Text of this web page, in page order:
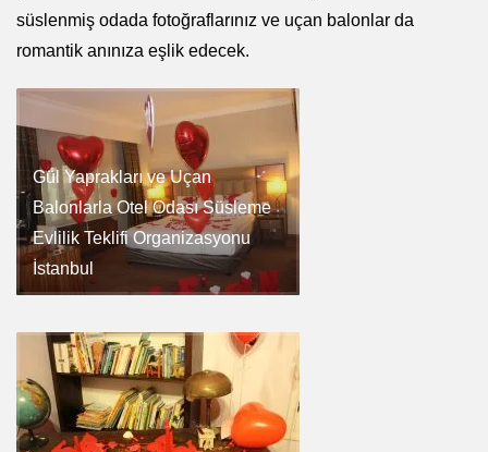
süslenmiş odada fotoğraflarınız ve uçan balonlar da
romantik anınıza eşlik edecek.
Gül Yaprakları ve Uçan
Balonlarla Otel Odası Süsleme
Evlilik Teklifi Organizasyonu
İstanbul